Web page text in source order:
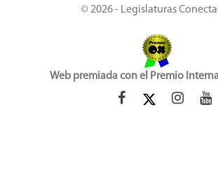
© 2026 - Legislaturas
Web premiada con el Premio